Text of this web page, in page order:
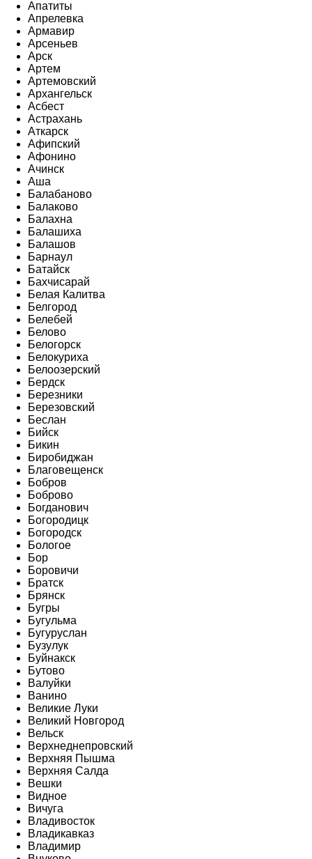
Апатиты
Апрелевка
Армавир
Арсеньев
Арск
Артем
Артемовский
Архангельск
Асбест
Астрахань
Аткарск
Афипский
Афонино
Ачинск
Аша
Балабаново
Балаково
Балахна
Балашиха
Балашов
Барнаул
Батайск
Бахчисарай
Белая Калитва
Белгород
Белебей
Белово
Белогорск
Белокуриха
Белоозерский
Бердск
Березники
Березовский
Беслан
Бийск
Бикин
Биробиджан
Благовещенск
Бобров
Боброво
Богданович
Богородицк
Богородск
Бологое
Бор
Боровичи
Братск
Брянск
Бугры
Бугульма
Бугуруслан
Бузулук
Буйнакск
Бутово
Валуйки
Ванино
Великие Луки
Великий Новгород
Вельск
Верхнеднепровский
Верхняя Пышма
Верхняя Салда
Вешки
Видное
Вичуга
Владивосток
Владикавказ
Владимир